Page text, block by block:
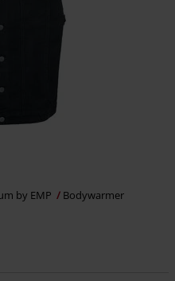
by EMP Bodywarmer